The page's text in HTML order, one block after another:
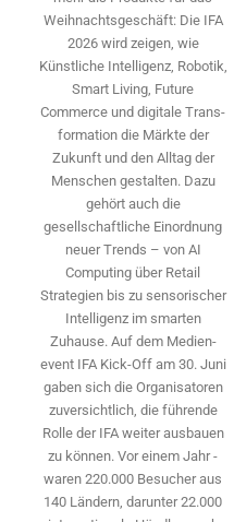
Weihnachtsgeschäft: Die IFA
2026 wird ­zeigen, wie
Künstliche Intelligenz, Robotik,
Smart Living, Future
Commerce und digitale Trans­
formation die Märkte der
Zukunft und den Alltag der
Menschen gestalten. Dazu
gehört auch die
gesellschaftliche Einordnung
neuer Trends – von AI
Computing über Retail
Strategien bis zu sensorischer
Intelligenz im smarten
Zuhause. Auf dem Medien­
event IFA Kick-Off am 30. Juni
gaben sich die Organisatoren
zuversichtlich, die führende
Rolle der IFA weiter ausbauen
zu können. Vor einem Jahr ­
waren 220.000 Besucher aus
140 ­Ländern, ­darunter 22.000